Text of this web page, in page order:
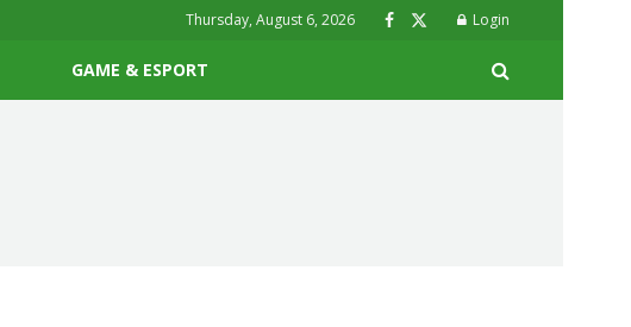
Thursday, August 6, 2026 Login
GAME & ESPORT